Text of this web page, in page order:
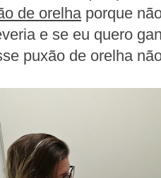
de orelhaporque
e se eu quero
puxão de orelha